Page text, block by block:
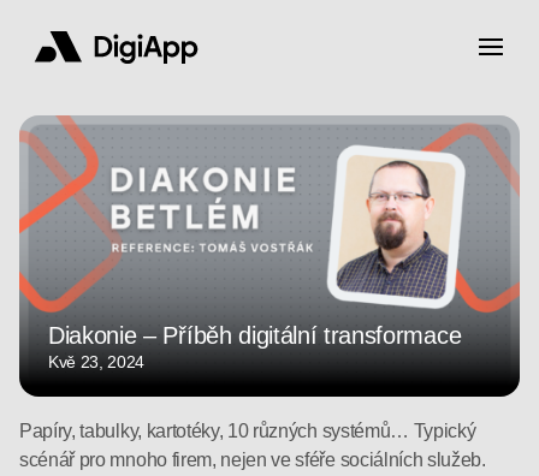
Diakonie – Příběh digitální transformace
Kvě 23, 2024
Papíry, tabulky, kartotéky, 10 různých systémů… Typický
scénář pro mnoho firem, nejen ve sféře sociálních služeb.